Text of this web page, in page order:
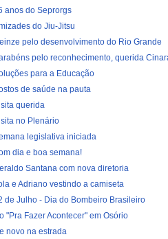
anos do Seprorgs
do Jiu-Jitsu
pelo desenvolvimento do Rio Grande
pelo reconhecimento, querida
para a Educação
de saúde na pauta
querida
no Plenário
legislativa iniciada
dia e boa semana!
Santana com nova diretoria
e Adriano vestindo a camiseta
de Julho - Dia do Bombeiro Brasileiro
"Pra Fazer Acontecer" em Osório
novo na estrada